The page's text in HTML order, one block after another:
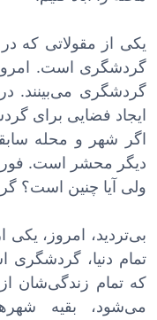
یکی از مقولاتی که
گردشگری است.
گردشگری می‌بینند.
ایجاد فضایی برای
اگر شهر و محله
دیگر محشر است.
ولی آیا چنین است؟
بی‌تردید، امروز، یکی
تمام دنیا،
که تمام زندگی‌شان
می‌شود، بقیه